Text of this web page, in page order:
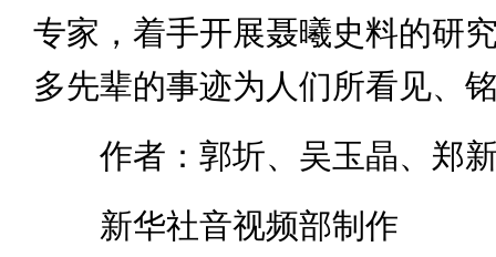
专家，着手开展聂曦史料的研
多先辈的事迹为人们所看见、
作者：郭圻、吴玉晶、郑
新华社音视频部制作